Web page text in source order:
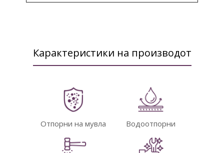
Карактеристики на производот
Отпорни на мувла Водоотпорни